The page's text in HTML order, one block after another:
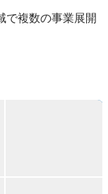
で複数の事業展開
選ばれる企業」づ